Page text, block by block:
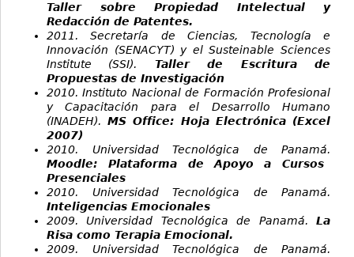
Taller sobre Propiedad Intelectual y
Redacción de Patentes.
2011. Secretaría de Ciencias, Tecnología e
Innovación (SENACYT) y el Susteinable Sciences
Institute (SSI). Taller de Escritura de
Propuestas de Investigación
2010. Instituto Nacional de Formación Profesional
y Capacitación para el Desarrollo Humano
(INADEH). MS Office: Hoja Electrónica (Excel
2007)
2010. Universidad Tecnológica de Panamá.
Moodle: Plataforma de Apoyo a Cursos
Presenciales
2010. Universidad Tecnológica de Panamá.
Inteligencias Emocionales
2009. Universidad Tecnológica de Panamá. La
Risa como Terapia Emocional.
2009. Universidad Tecnológica de Panamá.